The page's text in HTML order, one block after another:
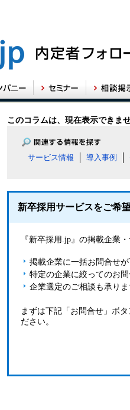
このコラムは、現在表示できま
サービス情報 導入事例
新卒採用サービスをご希
『新卒採用.jp』の掲載企業
掲載企業に一括お問合せ
特定の企業に絞ってのお
企業選定のご相談も承り
まずは下記「お問合せ」ボ
ださい。